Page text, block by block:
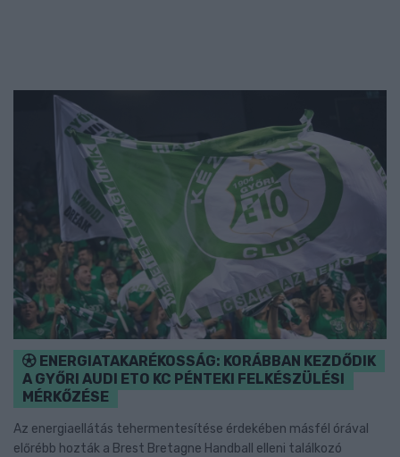
ENERGIATAKARÉKOSSÁG: KORÁBBAN KEZDŐDIK
A GYŐRI AUDI ETO KC PÉNTEKI FELKÉSZÜLÉSI
MÉRKŐZÉSE
Az energiaellátás tehermentesítése érdekében másfél órával
előrébb hozták a Brest Bretagne Handball elleni találkozó